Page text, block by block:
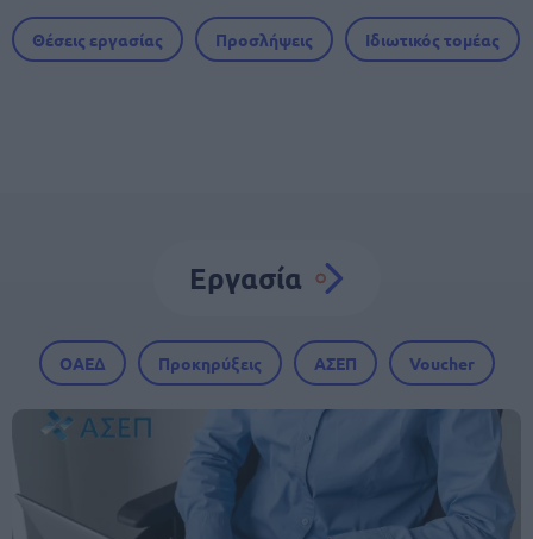
Θέσεις εργασίας Προσλήψεις Ιδιωτικός τομέας
Εργασία
ΟΑΕΔ Προκηρύξεις ΑΣΕΠ Voucher